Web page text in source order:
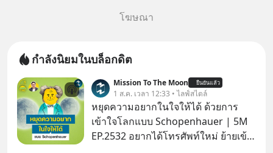
โฆษณา
กำลังนิยมในบล็อกดิต
Mission To The Moon ยืนยันแล้ว
1 ส.ค. เวลา 12:33 • ไลฟ์สไตล์
หยุดความอยากในใจให้ได้ ด้วยการ
เข้าใจโลกแบบ Schopenhauer | 5M
EP.2532 อยากได้โทรศัพท์ใหม่ ย้ายเข้า